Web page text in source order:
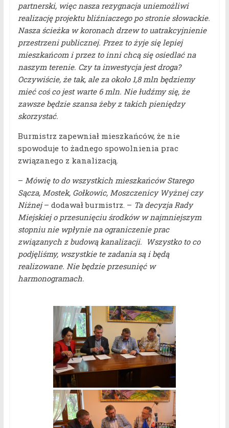
partnerski, więc nasza rezygnacja uniemożliwi
realizację projektu bliźniaczego po stronie słowackie.
Nasza ścieżka w koronach drzew to uatrakcyjnienie
przestrzeni publicznej. Przez to żyje się lepiej
mieszkańcom i przez to inni chcą się osiedlać na
naszym terenie. Czy ta inwestycja jest droga?
Oczywiście, że tak, ale za około 1,8 mln będziemy
mieć coś co jest warte 6 mln. Nie łudźmy się, że
zawsze będzie szansa żeby z takich pieniędzy
skorzystać.
Burmistrz zapewniał mieszkańców, że nie
spowoduje to żadnego spowolnienia prac
związanego z kanalizacją.
– Mówię to do wszystkich mieszkańców Starego
Sącza, Mostek, Gołkowic, Moszczenicy Wyżnej czy
Niżnej– dodawał burmistrz. – Ta decyzja Rady
Miejskiej o przesunięciu środków w najmniejszym
stopniu nie wpłynie na ograniczenie prac
związanych z budową kanalizacji. Wszystko to co
podjęliśmy, wszystkie te zadania są i będą
realizowane. Nie będzie przesunięć w
harmonogramach.